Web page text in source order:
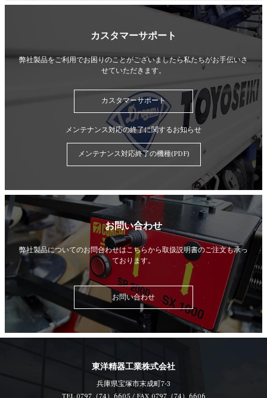
カスタマーサポート
弊社製品をご利用でお困りのことがございましたら私たちがお手伝いさ
せていただきます。
カスタマーサポート
メンテナンス対応の終了に関するお知らせ
メンテナンス対応終了の機種(PDF)
お問い合わせ
弊社製品についてのお問合わせはこちらから取扱説明書のご注文も承っ
ております。
お問い合わせ
東洋精器工業株式会社
兵庫県宝塚市末成町7-3